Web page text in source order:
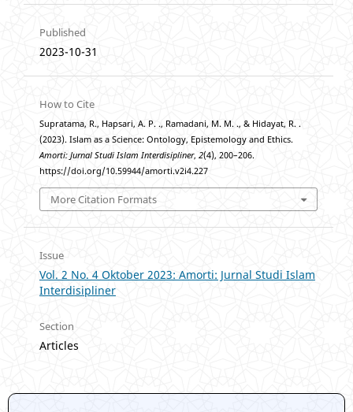
Published
2023-10-31
How to Cite
Supratama, R., Hapsari, A. P. ., Ramadani, M. M. ., & Hidayat, R. .
(2023). Islam as a Science: Ontology, Epistemology and Ethics.
Amorti: Jurnal Studi Islam Interdisipliner, 2(4), 200–206.
https://doi.org/10.59944/amorti.v2i4.227
More Citation Formats
Issue
Vol. 2 No. 4 Oktober 2023: Amorti: Jurnal Studi Islam
Interdisipliner
Section
Articles